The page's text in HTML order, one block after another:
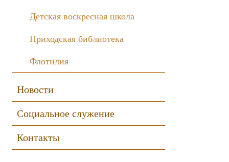
Детская воскресная школа
Приходская библиотека
Флотилия
Новости
Социальное служение
Контакты